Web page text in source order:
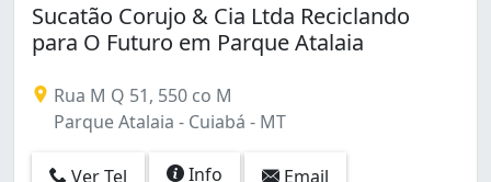
Sucatão Corujo & Cia Ltda Reciclando
para O Futuro em Parque Atalaia
Rua M Q 51, 550 co M
Parque Atalaia - Cuiabá - MT
Ver Tel Info Email